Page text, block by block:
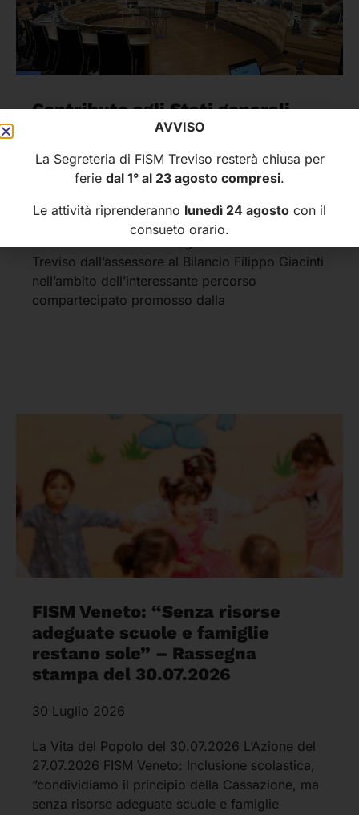
Contributo agli Stati generali
della programmazione e del
bilancio del Veneto
31 Luglio 2026
Anche FISM TREVISO ha partecipato al Tavolo
Treviso dall’assessore al Bilancio Filippo Giacinti
nell’ambito dell’interessante percorso
compartecipato promosso dalla
FISM Veneto: “Senza risorse
adeguate scuole e famiglie
restano sole” – Rassegna
stampa del 30.07.2026
30 Luglio 2026
La Vita del Popolo del 30.07.2026 L’Azione del
27.07.2026 FISM Veneto: Inclusione scolastica,
“condividiamo il principio della Cassazione, ma
senza risorse adeguate scuole e famiglie
AVVISO
La Segreteria di FISM Treviso resterà chiusa per
ferie dal 1° al 23 agosto compresi.
Le attività riprenderanno lunedì 24 agosto con il
consueto orario.